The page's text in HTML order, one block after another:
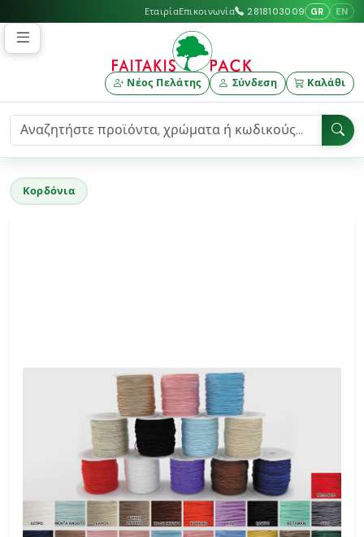
ΕταιρίαΕπικοινωνία 2818103009 GR EN
Νέος Πελάτης Σύνδεση Καλάθι
Κορδόνια